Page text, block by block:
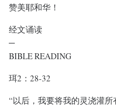
赞美耶和华！
经文诵读
─
BIBLE READING
珥2：28-32
“以后，我要将我的灵浇灌